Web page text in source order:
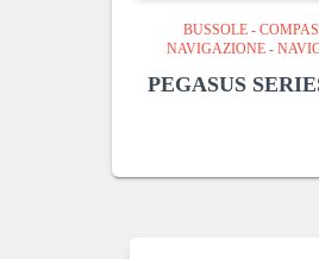
BUSSOLE -
NAVIGAZIONE -
PEGASUS